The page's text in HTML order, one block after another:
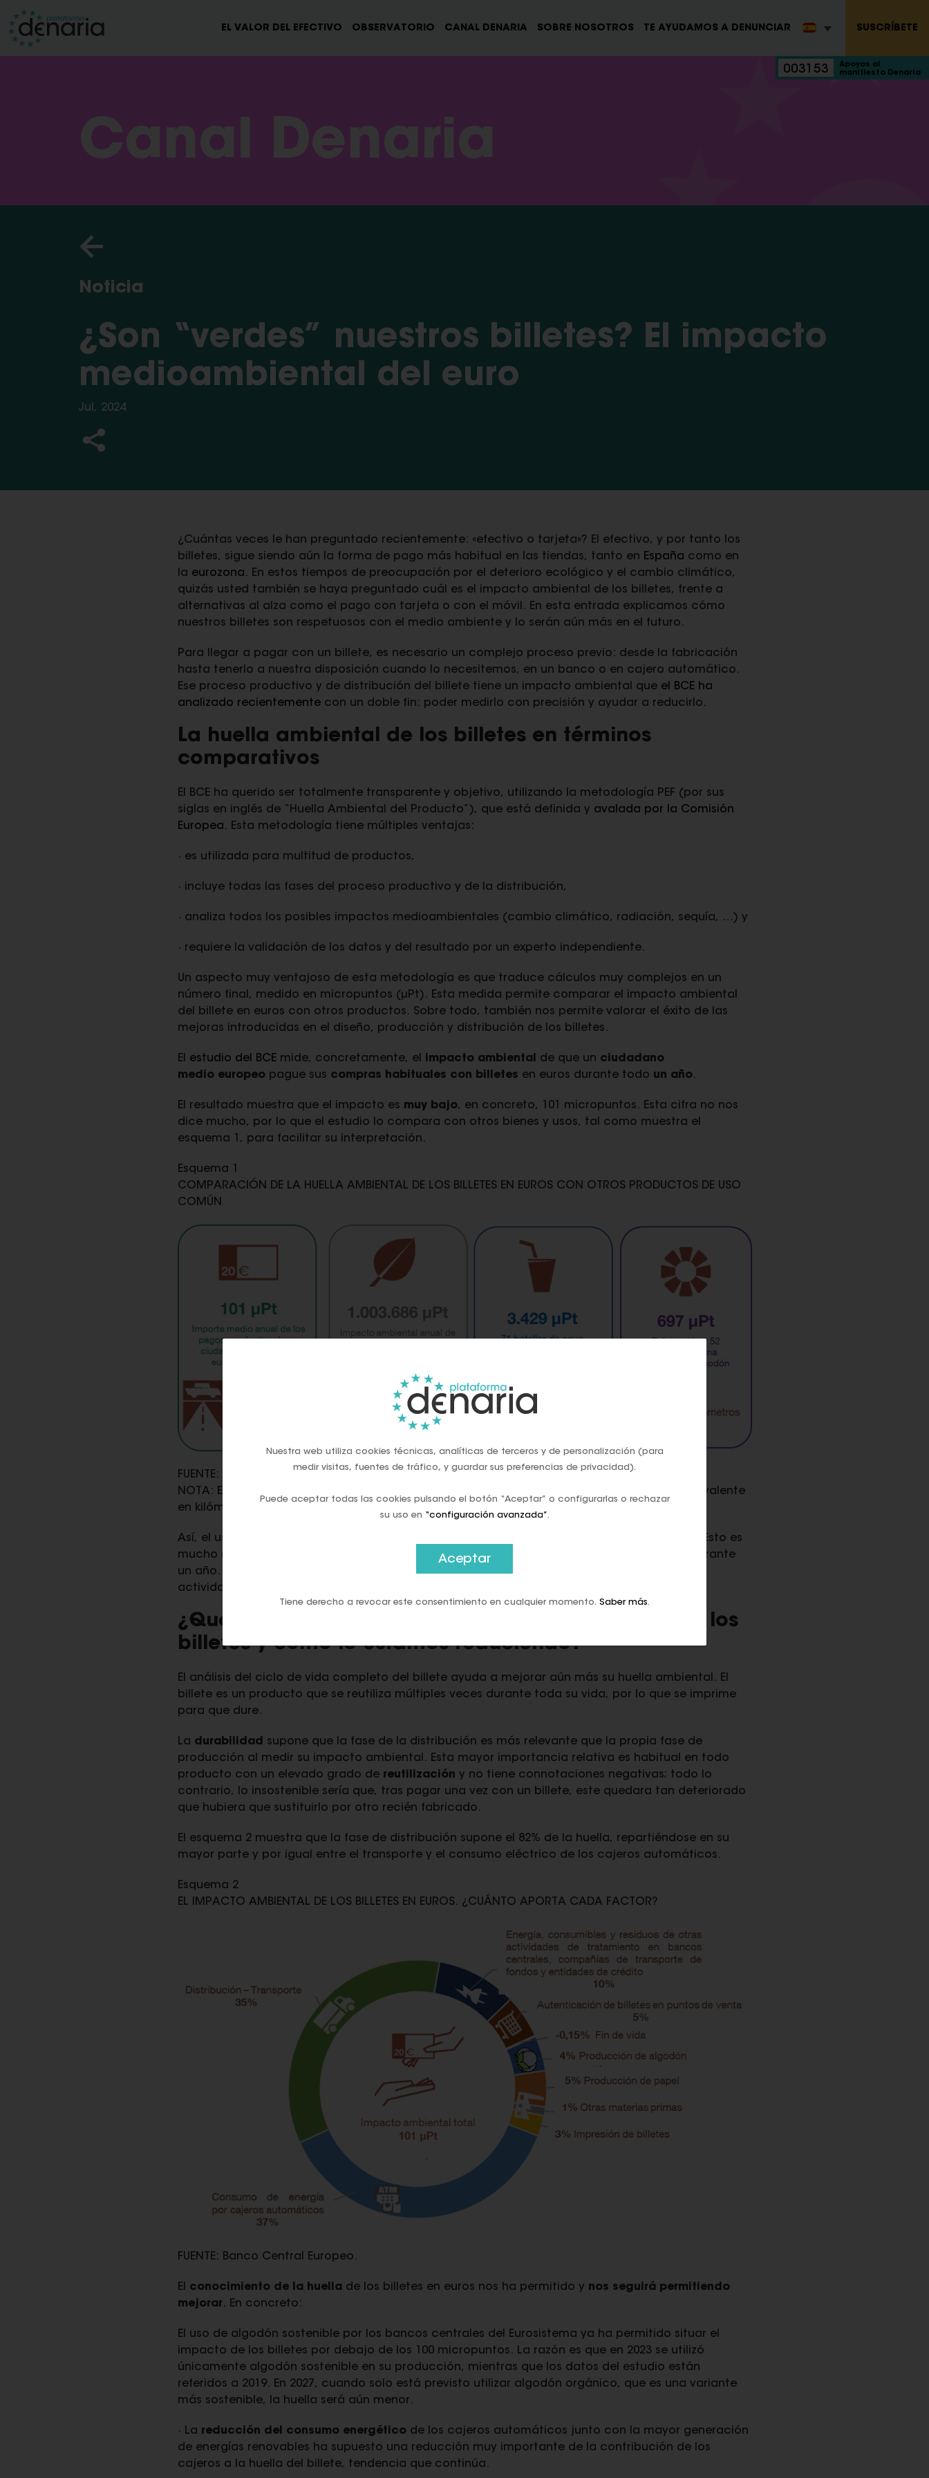
EL VALOR DEL EFECTIVO OBSERVATORIO CANAL DENARIA SOBRE NOSOTROS TE AYUDAMOS A DENUNCIAR SUSCRÍBETE
003153
Apoyos al
manifiesto Denaria
Canal Denaria
Noticia
¿Son “verdes” nuestros billetes? El impacto
medioambiental del euro
Jul, 2024
¿Cuántas veces le han preguntado recientemente: «efectivo o tarjeta»? El efectivo, y por tanto los
billetes, sigue siendo aún la forma de pago más habitual en las tiendas, tanto en España como en
la eurozona. En estos tiempos de preocupación por el deterioro ecológico y el cambio climático,
quizás usted también se haya preguntado cuál es el impacto ambiental de los billetes, frente a
alternativas al alza como el pago con tarjeta o con el móvil. En esta entrada explicamos cómo
nuestros billetes son respetuosos con el medio ambiente y lo serán aún más en el futuro.
Para llegar a pagar con un billete, es necesario un complejo proceso previo: desde la fabricación
hasta tenerlo a nuestra disposición cuando lo necesitemos, en un banco o en cajero automático.
Ese proceso productivo y de distribución del billete tiene un impacto ambiental que el BCE ha
analizado recientementecon un doble fin: poder medirlo con precisión y ayudar a reducirlo.
La huella ambiental de los billetes en términos
comparativos
El BCE ha querido ser totalmente transparente y objetivo, utilizando la metodología PEF (por sus
siglas en inglés de “Huella Ambiental del Producto”), que está definida y avalada por la Comisión
Europea. Esta metodología tiene múltiples ventajas:
· es utilizada para multitud de productos,
· incluye todas las fases del proceso productivo y de la distribución,
· analiza todos los posibles impactos medioambientales (cambio climático, radiación, sequía, …) y
· requiere la validación de los datos y del resultado por un experto independiente.
Un aspecto muy ventajoso de esta metodología es que traduce cálculos muy complejos en un
número final, medido en micropuntos (µPt). Esta medida permite comparar el impacto ambiental
del billete en euros con otros productos. Sobre todo, también nos permite valorar el éxito de las
mejoras introducidas en el diseño, producción y distribución de los billetes.
El estudio del BCEmide, concretamente, el impacto ambiental de que un ciudadano
medio europeopague sus compras habituales con billetes en euros durante todo un año.
El resultado muestra que el impacto es muy bajo, en concreto, 101 micropuntos. Esta cifra no nos
dice mucho, por lo que el estudio lo compara con otros bienes y usos, tal como muestra el
esquema 1, para facilitar su interpretación.
‌Esquema 1
COMPARACIÓN DE LA HUELLA AMBIENTAL DE LOS BILLETES EN EUROS CON OTROS PRODUCTOS DE USO
COMÚN
FUENTE: Banco Central Europeo.
NOTA: El micropunto (µPt) es la unidad de medida del impacto ambiental. Se indica el equivalente
en kilómetros en coche para cada producto.
Así, el uso de billetes en euros durante un año
. Esto es
mucho menos que el uso de una camiseta o el consumo individual de agua embotellada durante
un año. Supone apenas el
0,01% del impacto totalque genera un ciudadano medio por su
actividad rutinaria anual.
¿Qué factores determinan el impacto ambiental de los
billetes y cómo lo estamos reduciendo?
El análisis del ciclo de vida completo del billete ayuda a mejorar aún más su huella ambiental. El
billete es un producto que se reutiliza múltiples veces durante toda su vida, por lo que se imprime
para que dure.
La durabilidad
supone que la fase de la distribución es más relevante que la propia fase de
producción al medir su impacto ambiental. Esta mayor importancia relativa es habitual en todo
producto con un elevado grado de reutilización y no tiene connotaciones negativas; todo lo
contrario, lo insostenible sería que, tras pagar una vez con un billete, este quedara tan deteriorado
que hubiera que sustituirlo por otro recién fabricado.
El esquema 2 muestra que la fase de distribución supone el 82% de la huella, repartiéndose en su
mayor parte y por igual entre el transporte y el consumo eléctrico de los cajeros automáticos.
Esquema 2
EL IMPACTO AMBIENTAL DE LOS BILLETES EN EUROS. ¿CUÁNTO APORTA CADA FACTOR?
FUENTE: Banco Central Europeo.
El conocimiento de la huella de los billetes en euros nos ha permitido y nos seguirá permitiendo
mejorar. En concreto:
El uso de algodón sostenible por los bancos centrales del Eurosistema ya ha permitido situar el
impacto de los billetes por debajo de los 100 micropuntos. La razón es que en 2023 se utilizó
únicamente algodón sostenible en su producción, mientras que los datos del estudio están
referidos a 2019. En 2027, cuando solo está previsto utilizar algodón orgánico, que es una variante
más sostenible, la huella será aún menor.
· La reducción del consumo energéticode los cajeros automáticos junto con la mayor generación
de energías renovables ha supuesto una reducción muy importante de la contribución de los
cajeros a la huella del billete, tendencia que continúa.
Nuestra web utiliza cookies técnicas, analíticas de terceros y de personalización (para
medir visitas, fuentes de tráfico, y guardar sus preferencias de privacidad).
Puede aceptar todas las cookies pulsando el botón “Aceptar” o configurarlas o rechazar
su uso en “configuración avanzada”.
Aceptar
Tiene derecho a revocar este consentimiento en cualquier momento. Saber más.